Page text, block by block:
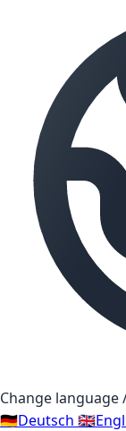
Change language
🇩🇪Deutsch 🇬🇧